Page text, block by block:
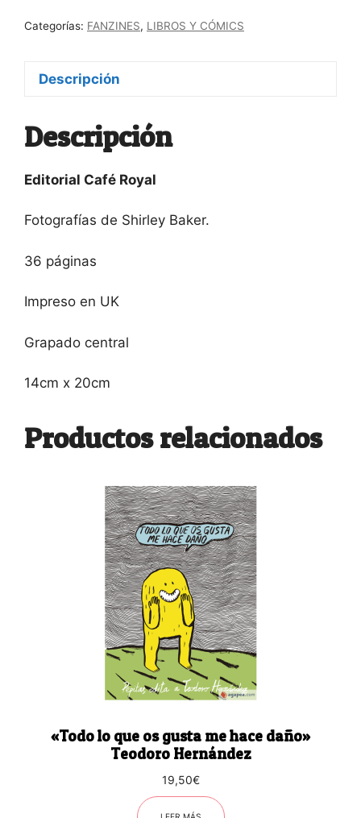
Categorías: FANZINES, LIBROS Y CÓMICS
Descripción
Descripción
Editorial Café Royal
Fotografías de Shirley Baker.
36 páginas
Impreso en UK
Grapado central
14cm x 20cm
Productos relacionados
«Todo lo que os gusta me hace daño»
Teodoro Hernández
19,50€